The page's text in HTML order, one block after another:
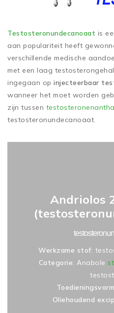
Testosteronundecanoaat is
aan populariteit heeft
verschillende medische
met een laag
ingegaan op injecteerbaar
wanneer het moet worden
zijn tussen
testosteronundecanoaat.
Andriolos
Werkzame stof:
Categorie: Anabole
Oliehoudend